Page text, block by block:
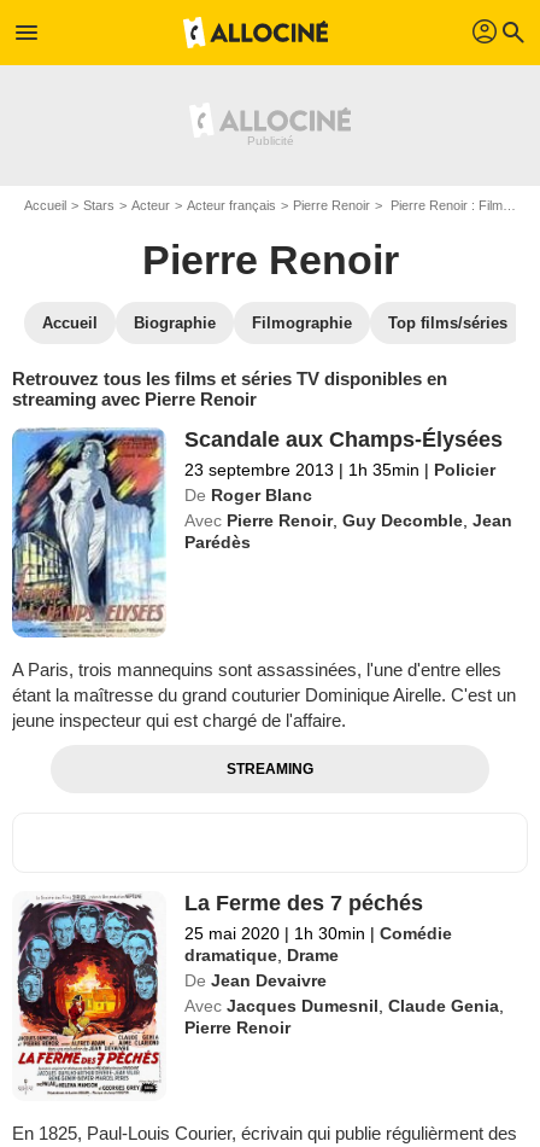
menu profil search
Accueil Stars Acteur Acteur français Pierre Renoir Pierre Renoir : Films et séries online
Pierre Renoir
Accueil Biographie Filmographie Top films/séries
Retrouvez tous les films et séries TV disponibles en
streaming avec Pierre Renoir
Scandale aux Champs-Élysées
23 septembre 2013 | 1h 35min | Policier
De Roger Blanc
Avec Pierre Renoir,Guy Decomble ,Jean
Parédès
A Paris, trois mannequins sont assassinées, l'une d'entre elles
étant la maîtresse du grand couturier Dominique Airelle. C'est un
jeune inspecteur qui est chargé de l'affaire.
STREAMING
La Ferme des 7 péchés
25 mai 2020 | 1h 30min | Comédie
dramatique Drame
De Jean Devaivre
Avec Jacques Dumesnil ,Claude Genia
Pierre Renoir
En 1825, Paul-Louis Courier, écrivain qui publie régulièrment des